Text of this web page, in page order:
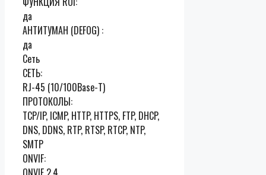
да
АНТИТУМАН (DEFOG) :
да
Сеть
СЕТЬ:
RJ-45 (10/100Base-T)
ПРОТОКОЛЫ:
TCP/IP, ICMP, HTTP, HTTPS, FTP, DHCP,
DNS, DDNS, RTP, RTSP, RTCP, NTP,
SMTP
ONVIF: